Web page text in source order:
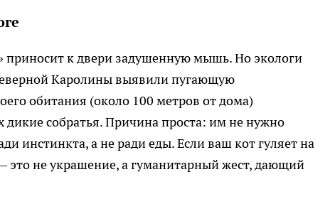
к двери задушенную мышь. Но экологи
Каролины выявили пугающую
обитания (около 100 метров от дома)
дикие собратья. Причина проста: им не нужно
инстинкта, а не ради еды. Если ваш кот гуляет на
не украшение, а гуманитарный жест, дающий